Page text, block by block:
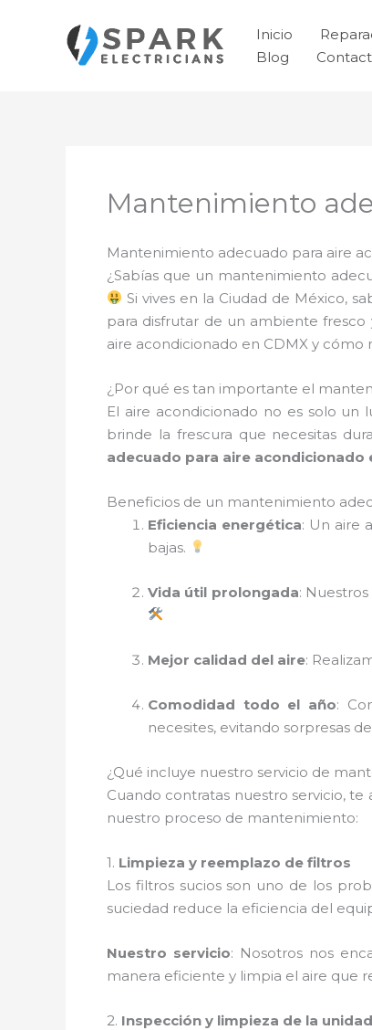
contenido
Inicio
Blog
Mantenimiento
Mantenimiento adecuado para aire
¿Sabías que un mantenimiento
Si vives en la Ciudad de México,
para disfrutar de un ambiente
aire acondicionado en CDMX y cómo
¿Por qué es tan importante el
El aire acondicionado no es solo un
brinde la frescura que necesitas
adecuado para aire acondicionado
Beneficios de un mantenimiento
Eficiencia energética: Un aire
bajas.
Vida útil prolongada:
Mejor calidad del aire:
Comodidad todo el año:
necesites, evitando sorpresas
¿Qué incluye nuestro servicio de
Cuando contratas nuestro servicio,
nuestro proceso de mantenimiento:
1. Limpieza y reemplazo de filtros
Los filtros sucios son uno de los
suciedad reduce la eficiencia del
Nuestro servicio: Nosotros nos
manera eficiente y limpia el aire que
2. Inspección y limpieza de la